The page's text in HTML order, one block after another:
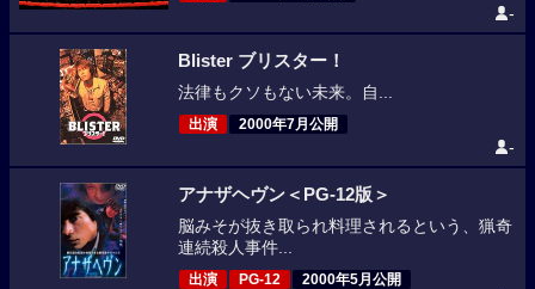
-
Blister ブリスター！
法律もクソもない未来。自...
出演 2000年7月公開
-
アナザヘヴン＜PG-12版＞
脳みそが抜き取られ料理されるという、猟奇
連続殺人事件...
出演 PG-12 2000年5月公開